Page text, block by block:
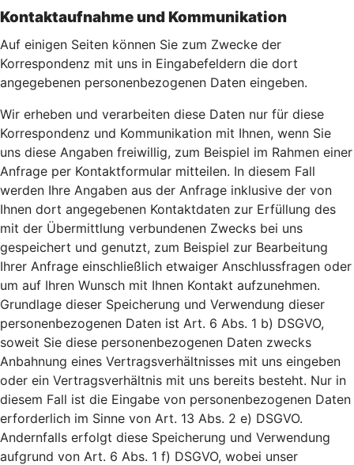
Kontaktaufnahme und Kommunikation
Auf einigen Seiten können Sie zum Zwecke der
Korrespondenz mit uns in Eingabefeldern die dort
angegebenen personenbezogenen Daten eingeben.
Wir erheben und verarbeiten diese Daten nur für diese
Korrespondenz und Kommunikation mit Ihnen, wenn Sie
uns diese Angaben freiwillig, zum Beispiel im Rahmen einer
Anfrage per Kontaktformular mitteilen. In diesem Fall
werden Ihre Angaben aus der Anfrage inklusive der von
Ihnen dort angegebenen Kontaktdaten zur Erfüllung des
mit der Übermittlung verbundenen Zwecks bei uns
gespeichert und genutzt, zum Beispiel zur Bearbeitung
Ihrer Anfrage einschließlich etwaiger Anschlussfragen oder
um auf Ihren Wunsch mit Ihnen Kontakt aufzunehmen.
Grundlage dieser Speicherung und Verwendung dieser
personenbezogenen Daten ist Art. 6 Abs. 1 b) DSGVO,
soweit Sie diese personenbezogenen Daten zwecks
Anbahnung eines Vertragsverhältnisses mit uns eingeben
oder ein Vertragsverhältnis mit uns bereits besteht. Nur in
diesem Fall ist die Eingabe von personenbezogenen Daten
erforderlich im Sinne von Art. 13 Abs. 2 e) DSGVO.
Andernfalls erfolgt diese Speicherung und Verwendung
aufgrund von Art. 6 Abs. 1 f) DSGVO, wobei unser